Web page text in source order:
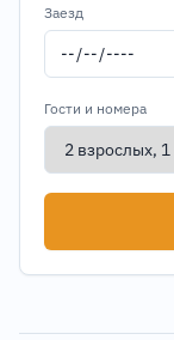
Заезд
Гости и номера